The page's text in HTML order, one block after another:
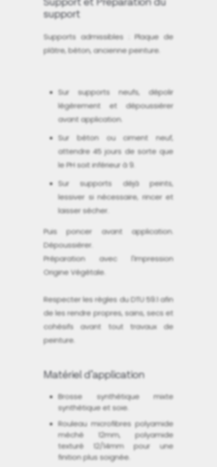
support
Supports admissibles : Plaque de
plâtre, béton, ancienne peinture.
Sur supports neufs, dépolir
légèrement et dépoussiérer
avant application.
Sur béton ou ciment neuf,
attendre 45 jours de sorte que
le PH soit inférieur à 9.
Sur supports déjà peints,
lessiver si nécessaire, rincer et
laisser sécher.
Puis poncer avant application.
Dépoussiérer.
Préparation avec l'Impression
Origine Végétale.
Respecter les règles du DTU 59.1 afin
de les rendre propres, sains, secs et
cohésifs avant tout travaux de
peinture.
Matériel d’application
Brosse synthétique mixte
synthétique et soie.
Rouleau microfibres polyamide
méché 12mm, polyamide
texturé 12/14mm pour une
finition plus soignée.